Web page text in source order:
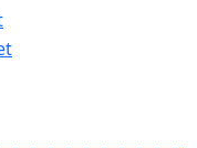
Interior del restaurant